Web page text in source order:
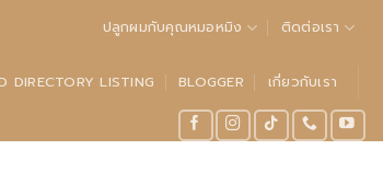
ปลูกผมกับคุณหมอหมิง ติดต่อเรา
DIRECTORY LISTING BLOGGER เกี่ยวกับเรา